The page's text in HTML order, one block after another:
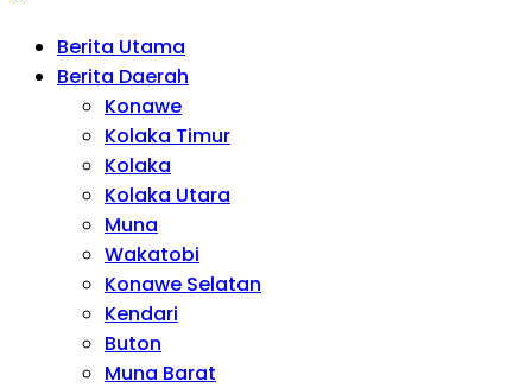
Berita Utama
Berita Daerah
Konawe
Kolaka Timur
Kolaka
Kolaka Utara
Muna
Wakatobi
Konawe Selatan
Kendari
Buton
Muna Barat